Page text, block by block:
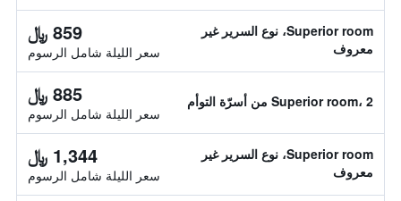
Superior room، نوع السرير غير
معروف
859 ﷼
سعر الليلة شامل الرسوم
Superior room، 2 من أسرّة التوأم 885 ﷼
سعر الليلة شامل الرسوم
Superior room، نوع السرير غير
معروف
1,344 ﷼
سعر الليلة شامل الرسوم